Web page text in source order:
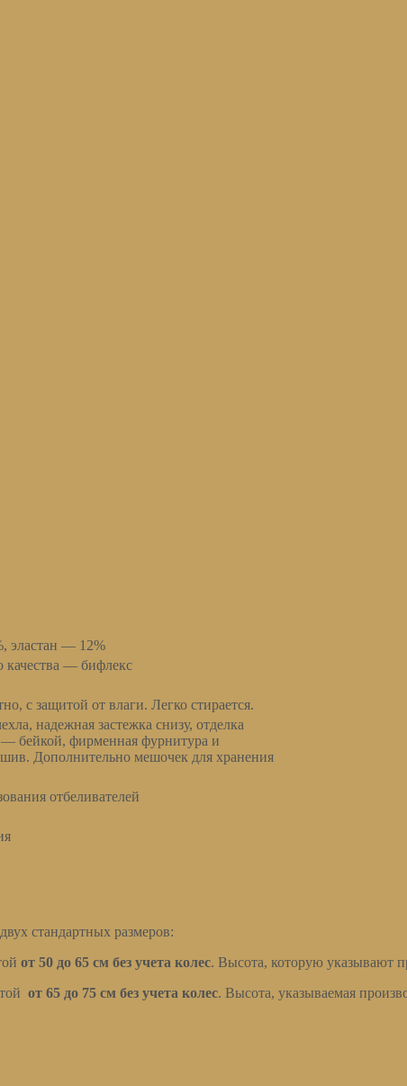
эластан — 12%
качества — бифлекс
с защитой от влаги. Легко стирается.
надежная застежка снизу, отделка
бейкой, фирменная фурнитура и
Дополнительно мешочек для хранения
отбеливателей
стандартных размеров:
от 50 до 65 см без учета колес. Высота, которую указывают
от 65 до 75 см без учета колес. Высота, указываемая